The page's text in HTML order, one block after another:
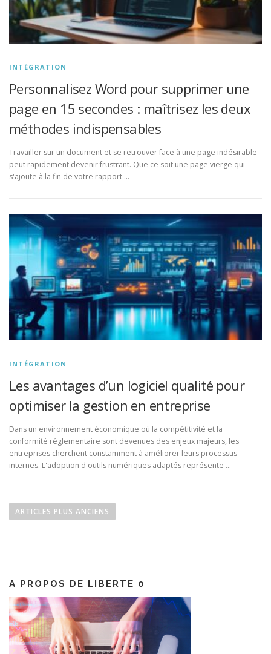
INTÉGRATION
Personnalisez Word pour supprimer une
page en 15 secondes : maîtrisez les deux
méthodes indispensables
Travailler sur un document et se retrouver face à une page indésirable
peut rapidement devenir frustrant. Que ce soit une page vierge qui
s'ajoute à la fin de votre rapport …
INTÉGRATION
Les avantages d’un logiciel qualité pour
optimiser la gestion en entreprise
Dans un environnement économique où la compétitivité et la
conformité réglementaire sont devenues des enjeux majeurs, les
entreprises cherchent constamment à améliorer leurs processus
internes. L'adoption d'outils numériques adaptés représente …
a
t
i
o
n
ARTICLES PLUS ANCIENS
A PROPOS DE LIBERTE 0